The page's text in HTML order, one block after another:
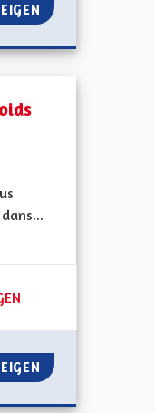
TRANSPORTS
ET TRANSIT
TRANSPORTS